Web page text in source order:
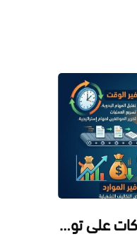
إتمام الأعمال : كيف تساعد الشركات على توفير الوقت والموارد وزيادة الدقة؟